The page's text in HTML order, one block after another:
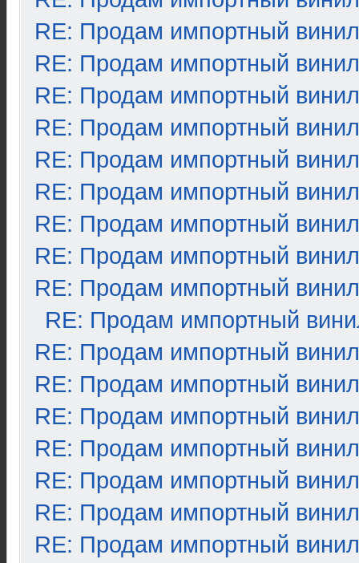
RE: Продам импортный винил
RE: Продам импортный винил
RE: Продам импортный винил
RE: Продам импортный винил
RE: Продам импортный винил
RE: Продам импортный винил
RE: Продам импортный винил
RE: Продам импортный винил
RE: Продам импортный винил
RE: Продам импортный
RE: Продам импортный винил
RE: Продам импортный винил
RE: Продам импортный винил
RE: Продам импортный винил
RE: Продам импортный винил
RE: Продам импортный винил
RE: Продам импортный винил